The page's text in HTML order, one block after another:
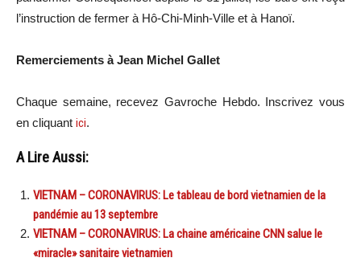
l’instruction de fermer à Hô-Chi-Minh-Ville et à Hanoï.
Remerciements à Jean Michel Gallet
Chaque semaine, recevez Gavroche Hebdo. Inscrivez vous
en cliquant ici.
A Lire Aussi:
VIETNAM – CORONAVIRUS: Le tableau de bord vietnamien de la
pandémie au 13 septembre
VIETNAM – CORONAVIRUS: La chaine américaine CNN salue le
«miracle» sanitaire vietnamien